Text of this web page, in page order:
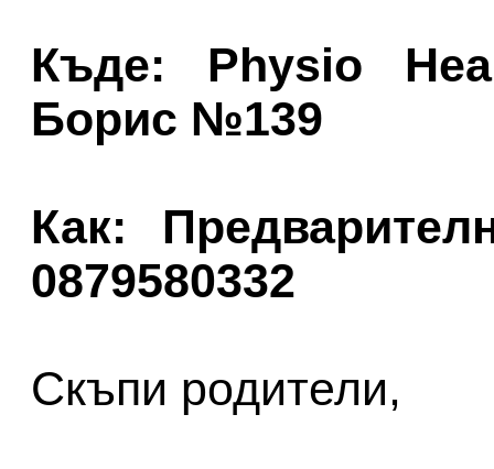
Къде: Physio
Борис №139
Как:
0879580332
Скъпи родители,